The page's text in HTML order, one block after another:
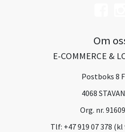
Om
E-COMMERCE &
Postboks 8
4068
Org. nr.
Tlf: +47 919 07 378